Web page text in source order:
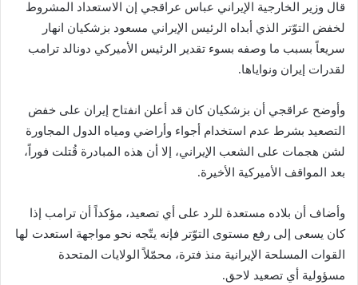
قال وزير الخارجية الإيراني عباس عراقجي إن الاستعداد المشروط
لخفض التوّتر الذي أبداه الرئيس الإيراني مسعود بزشكيان انهار
سريعاً بسبب ما وصفه بسوء تقدير الرئيس الأميركي دونالد ترامب
لقدرات إيران ونواياها.
وأوضح عراقجي أن بزشكيان كان قد أعلن انفتاح إيران على خفض
التصعيد بشرط عدم استخدام أجواء وأراضي ومياه الدول المجاورة
لشن هجمات على الشعب الإيراني، إلا أن هذه المبادرة قُتلت فوراً،
بعد المواقف الأميركية الأخيرة.
وأضاف أن بلاده مستعدة للرد على أي تصعيد، مؤكداً أن ترامب إذا
كان يسعى إلى رفع مستوى التوّتر فإنه يتّجه نحو مواجهة استعدت لها
القوات المسلحة الإيرانية منذ فترة، محمّلاً الولايات المتحدة
مسؤولية أي تصعيد لاحق.